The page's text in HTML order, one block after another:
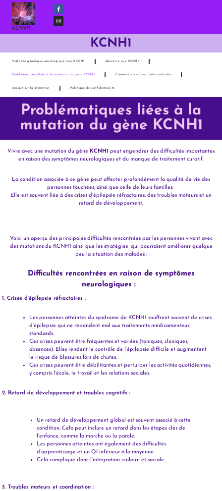
KCNH1
KCNH1
Maladie génétique neurologique rare KCNH1 Qu’est-ce que KCNH1
Problématiques liées à la mutation du gène KCNH1 Comment vivre avec cette maladie
Impact sur la Dentition Politique de confidentialité
Problématiques liées à la
mutation du gène KCNH1
Vivre avec une mutation du gène KCNH1 peut engendrer des difficultés importantes
en raison des symptômes neurologiques et du manque de traitement curatif.
La condition associée à ce gène peut affecter profondément la qualité de vie des
personnes touchées, ainsi que celle de leurs familles.
Elle est souvent liée à des crises d’épilepsie réfractaires, des troubles moteurs et un
retard de développement.
Voici un aperçu des principales difficultés rencontrées par les personnes vivant avec
des mutations du KCNH1 ainsi que les stratégies qui pourraient améliorer quelque
peu la situation des malades :
Difficultés rencontrées en raison de symptômes
neurologiques :
1. Crises d’épilepsie réfractaires :
Les personnes atteintes du syndrome de KCNH1 souffrent souvent de crises
d’épilepsie qui ne répondent mal aux traitements médicamenteux
standards.
Ces crises peuvent être fréquentes et variées (toniques, cloniques,
absences). Elles rendent le contrôle de l’épilepsie difficile et augmentent
le risque de blessures lors de chutes.
Ces crises peuvent être débilitantes et perturber les activités quotidiennes,
y compris l’école, le travail et les relations sociales.
2. Retard de développement et troubles cognitifs :
Un retard de développement global est souvent associé à cette
condition. Cela peut inclure un retard dans les étapes clés de
l’enfance, comme la marche ou la parole.
Les personnes atteintes ont également des difficultés
d’apprentissage et un QI inférieur à la moyenne.
Cela complique donc l’intégration scolaire et sociale.
3. Troubles moteurs et coordination :